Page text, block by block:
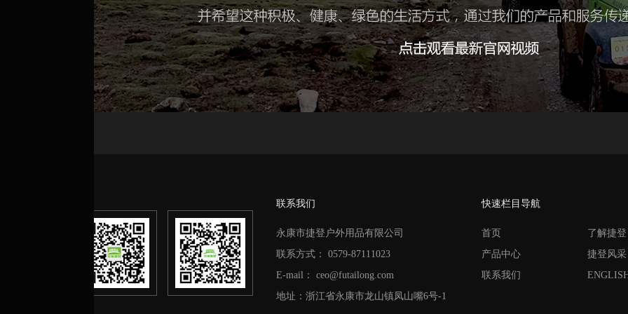
联系我们
永康市捷登户外用品有限公司
联系方式：
0579-87111023
E-mail：
ceo@futailong.com
地址：浙江省永康市龙山镇凤山嘴6号-1
快速栏目导航
首页
了解捷登
产品中心
捷登风采
联系我们